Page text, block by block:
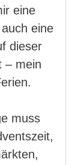
eine
eine
dieser
– mein
muss